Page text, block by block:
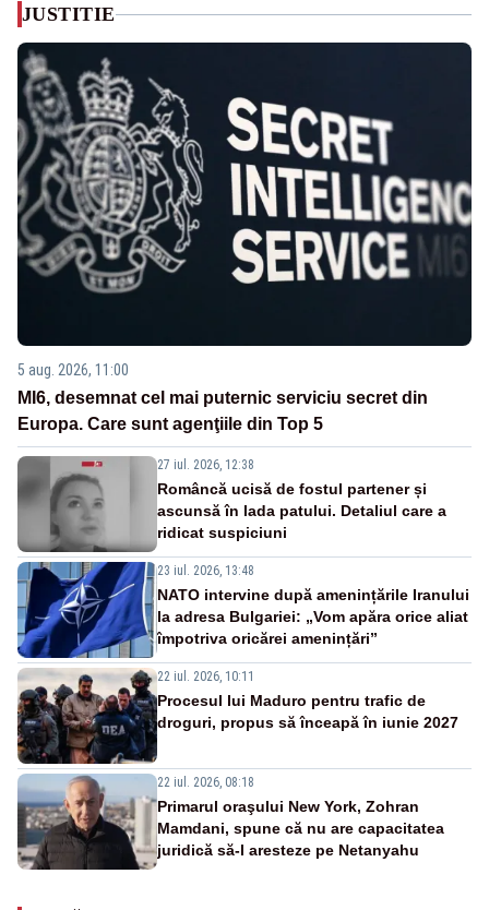
JUSTITIE
5 aug. 2026, 11:00
MI6, desemnat cel mai puternic serviciu secret din
Europa. Care sunt agenţiile din Top 5
27 iul. 2026, 12:38
Româncă ucisă de fostul partener și
ascunsă în lada patului. Detaliul care a
ridicat suspiciuni
23 iul. 2026, 13:48
NATO intervine după amenințările Iranului
la adresa Bulgariei: „Vom apăra orice aliat
împotriva oricărei amenințări”
22 iul. 2026, 10:11
Procesul lui Maduro pentru trafic de
droguri, propus să înceapă în iunie 2027
22 iul. 2026, 08:18
Primarul oraşului New York, Zohran
Mamdani, spune că nu are capacitatea
juridică să-l aresteze pe Netanyahu